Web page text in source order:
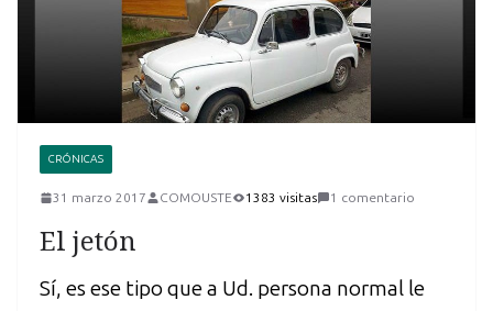
CRÓNICAS
31 marzo 2017 COMOUSTE 1383 visitas 1 comentario
El jetón
Sí, es ese tipo que a Ud. persona normal le